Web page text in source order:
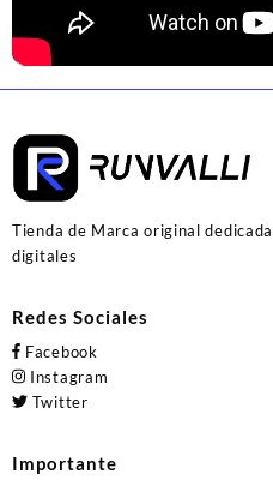
Tienda de Marca original
digitales
Redes Sociales
Facebook
Instagram
Twitter
Importante